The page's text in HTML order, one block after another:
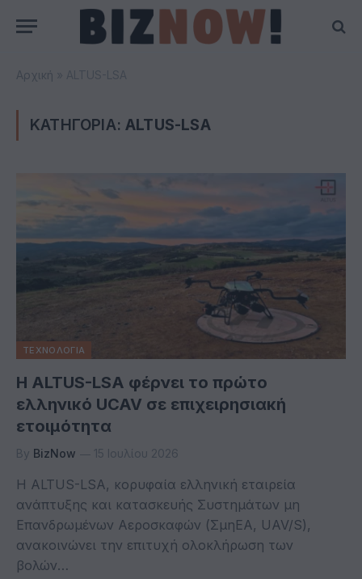
Αρχική
ΚΑΤΗΓΟΡΙΑ:ALTUS-LSA
ΤΕΧΝΟΛΟΓΙΑ
Η ALTUS-LSA φέρνει το πρώτο
ελληνικό UCAV σε επιχειρησιακή
ετοιμότητα
By BizNow 15 Ιουλίου 2026
Η ALTUS-LSA, κορυφαία ελληνική εταιρεία
ανάπτυξης και κατασκευής Συστημάτων μη
Επανδρωμένων Αεροσκαφών (ΣμηΕΑ, UAV/S),
ανακοινώνει την επιτυχή ολοκλήρωση των
βολών…